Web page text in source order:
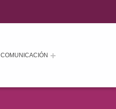
COMUNICACIÓN